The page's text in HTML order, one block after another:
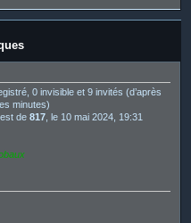
0 invisible et 9 invités (d’après
minutes)
de 817 , le 10 mai 2024, 19:31